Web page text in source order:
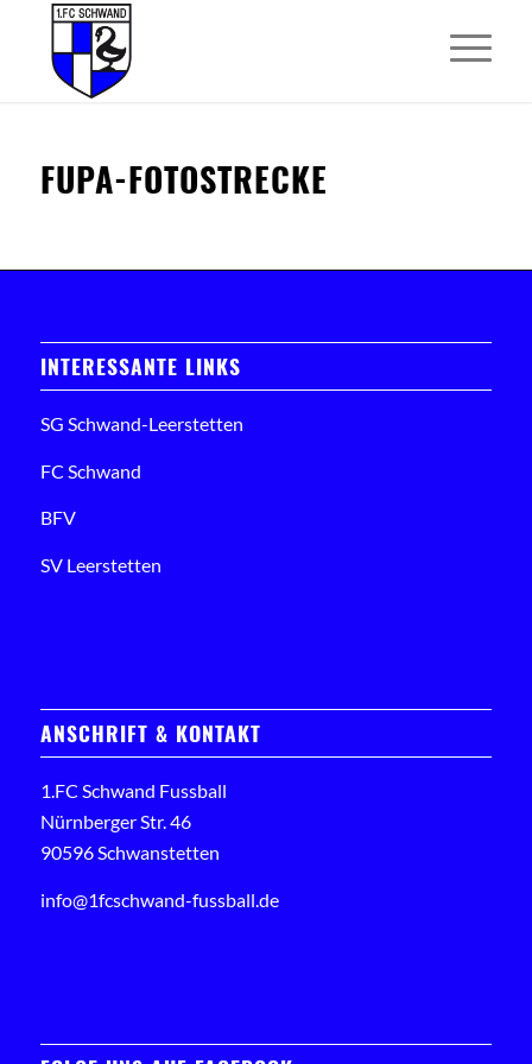
FUPA-FOTOSTRECKE
INTERESSANTE LINKS
SG Schwand-Leerstetten
FC Schwand
BFV
SV Leerstetten
ANSCHRIFT & KONTAKT
1.FC Schwand Fussball
Nürnberger Str. 46
90596 Schwanstetten
info@1fcschwand-fussball.de